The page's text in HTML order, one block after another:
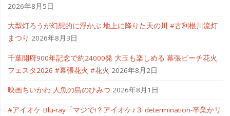
2026年8月5日
大型灯ろうが幻想的に浮かぶ 地上に降りた天の川 #古利根川流灯
まつり 2026年8月3日
千葉開府900年記念で約24000発 大玉も楽しめる 幕張ビーチ花火
フェスタ2026 #幕張花火 #花火 2026年8月2日
映画ちいかわ 人魚の島のひみつ 2026年8月1日
#アイオケ Blu-ray「マジで!？アイオケ♪３ determination-卒業かリ